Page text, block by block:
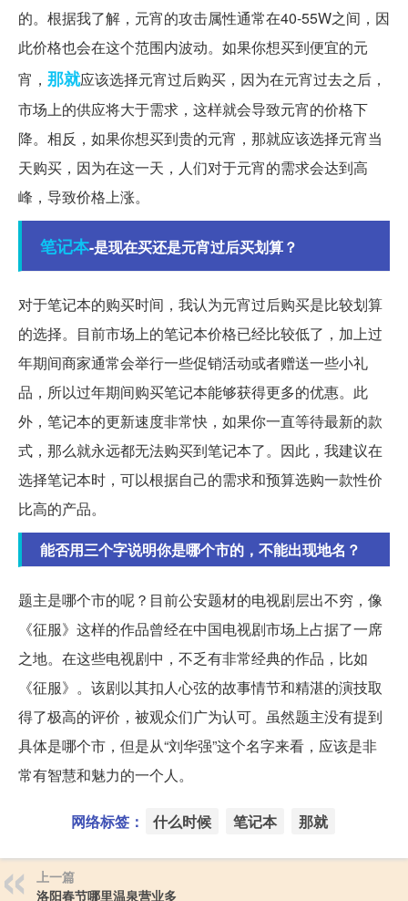
的。根据我了解，元宵的攻击属性通常在40-55W之间，因
此价格也会在这个范围内波动。如果你想买到便宜的元
宵， 那就应该选择元宵过后购买，因为在元宵过去之后，
市场上的供应将大于需求，这样就会导致元宵的价格下
降。相反，如果你想买到贵的元宵，那就应该选择元宵当
天购买，因为在这一天，人们对于元宵的需求会达到高
峰，导致价格上涨。
笔记本-是现在买还是元宵过后买划算？
对于笔记本的购买时间，我认为元宵过后购买是比较划算
的选择。目前市场上的笔记本价格已经比较低了，加上过
年期间商家通常会举行一些促销活动或者赠送一些小礼
品，所以过年期间购买笔记本能够获得更多的优惠。此
外，笔记本的更新速度非常快，如果你一直等待最新的款
式，那么就永远都无法购买到笔记本了。因此，我建议在
选择笔记本时，可以根据自己的需求和预算选购一款性价
比高的产品。
能否用三个字说明你是哪个市的，不能出现地名？
题主是哪个市的呢？目前公安题材的电视剧层出不穷，像
《征服》这样的作品曾经在中国电视剧市场上占据了一席
之地。在这些电视剧中，不乏有非常经典的作品，比如
《征服》。该剧以其扣人心弦的故事情节和精湛的演技取
得了极高的评价，被观众们广为认可。虽然题主没有提到
具体是哪个市，但是从“刘华强”这个名字来看，应该是非
常有智慧和魅力的一个人。
网络标签： 什么时候 笔记本 那就
上一篇
洛阳春节哪里温泉营业多